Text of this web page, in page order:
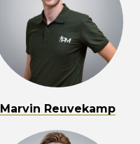
Marvin Reuvekamp